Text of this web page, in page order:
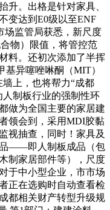
升。出格是针对家具、
变达到E0级以至ENF
场监管局获悉，新尺度
物）限值，将管控范
料。还初次添加了半挥
基异噻唑啉酮（MIT）
上，也将帮力“成都
制板行业的强制性环
做为全国主要的家居建
领会到，采用MDI胶黏
视抽查，同时！家具及
品——即人制板成品（包
制家居部件等），尺度
于中小型企业，市市场
正在选购时自动查看检
都相关财产转型升级规